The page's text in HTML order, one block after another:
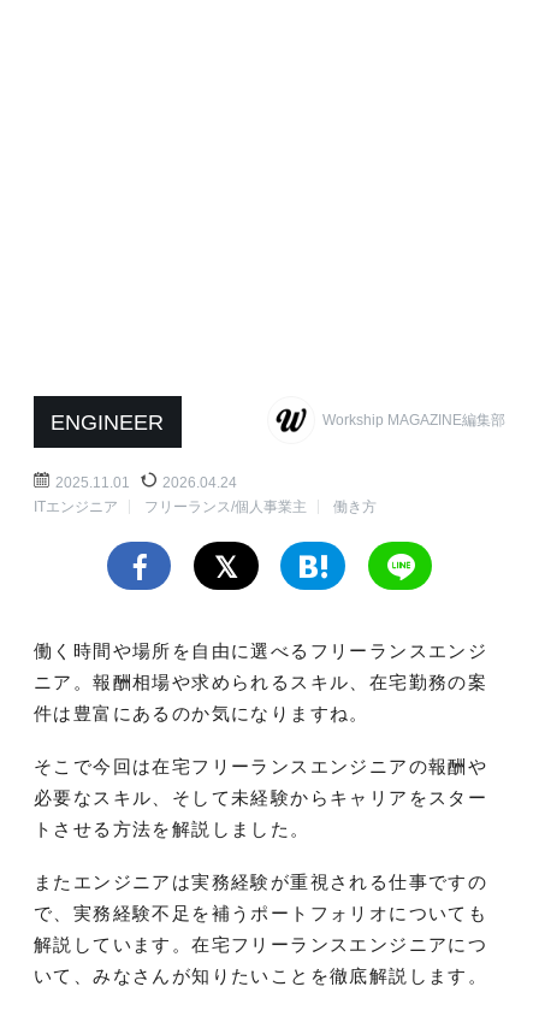
ENGINEER Workship MAGAZINE編集部
2025.11.01
2026.04.24
ITエンジニア
フリーランス/個人事業主 働き方
働く時間や場所を自由に選べるフリーランスエンジ
ニア。報酬相場や求められるスキル、在宅勤務の案
件は豊富にあるのか気になりますね。
そこで今回は在宅フリーランスエンジニアの報酬や
必要なスキル、そして未経験からキャリアをスター
トさせる方法を解説しました。
またエンジニアは実務経験が重視される仕事ですの
で、実務経験不足を補うポートフォリオについても
解説しています。在宅フリーランスエンジニアにつ
いて、みなさんが知りたいことを徹底解説します。